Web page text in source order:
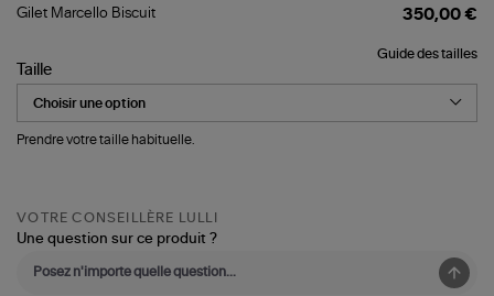
Gilet
Gilet Marcello Biscuit 350,00 €
Guide des tailles
Taille
Prendre votre taille habituelle.
VOTRE CONSEILLÈRE LULLI
Une question sur ce produit ?